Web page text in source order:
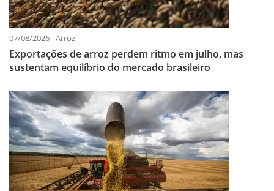
07/08/2026 - Arroz
Exportações de arroz perdem ritmo em julho, mas
sustentam equilíbrio do mercado brasileiro